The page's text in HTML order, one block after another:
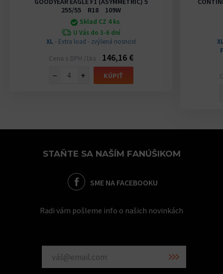
255/55 R18 109W
Sklad CZ 4 ks
U Vás do 3-6 dní
XL- Extra load - zvýšená nosnosť
Cena s DPH /1ks
146,16 €
−
+ KÚPIŤ
STAŇTE SA NAŠÍM FANÚŠIKOM
SME NA FACEBOOKU
Radi vám pošleme info o našich novinkách